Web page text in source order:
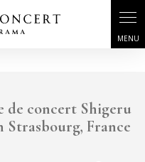
de concert Shigeru
Strasbourg, France